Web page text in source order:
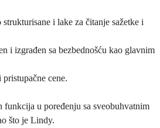
strukturisane i lake za čitanje sažetke i
i izgrađen sa bezbednošću kao glavnim
pristupačne cene.
funkcija u poređenju sa sveobuhvatnim
što je Lindy.